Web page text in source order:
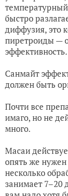
быстро
диффузия, это
пиретроиды —
эффективность.
Санмайт
должен быть
Почти все
имаго, но не
много.
Масаи
опять же
несколько
занимает 7–20